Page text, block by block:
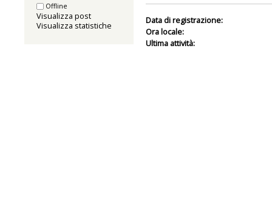
Offline
Visualizza post
Visualizza statistiche
Data di registrazione:
Ora locale:
Ultima attività: